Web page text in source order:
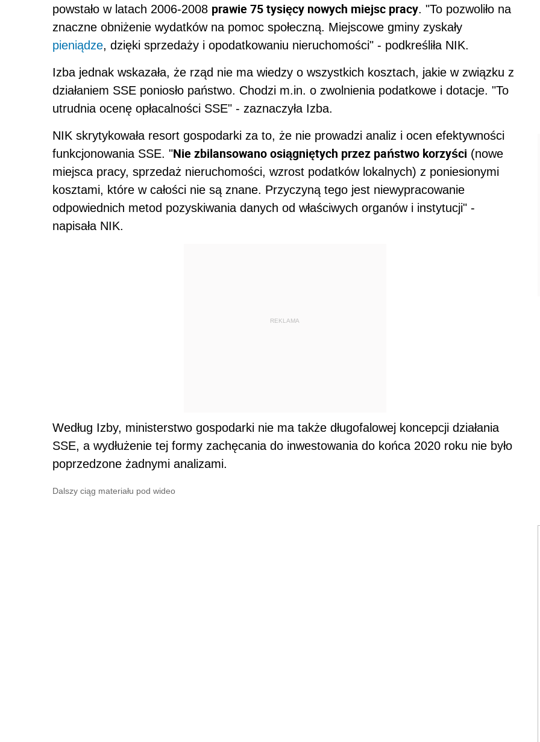
powstało w latach 2006-2008 prawie 75 tysięcy nowych miejsc pracy. "To pozwoliło na
znaczne obniżenie wydatków na pomoc społeczną. Miejscowe gminy zyskały
pieniądze, dzięki sprzedaży i opodatkowaniu nieruchomości" - podkreśliła NIK.
Izba jednak wskazała, że rząd nie ma wiedzy o wszystkich kosztach, jakie w związku z
działaniem SSE poniosło państwo. Chodzi m.in. o zwolnienia podatkowe i dotacje. "To
utrudnia ocenę opłacalności SSE" - zaznaczyła Izba.
NIK skrytykowała resort gospodarki za to, że nie prowadzi analiz i ocen efektywności
funkcjonowania SSE. "Nie zbilansowano osiągniętych przez państwo korzyści (nowe
miejsca pracy, sprzedaż nieruchomości, wzrost podatków lokalnych) z poniesionymi
kosztami, które w całości nie są znane. Przyczyną tego jest niewypracowanie
odpowiednich metod pozyskiwania danych od właściwych organów i instytucji" -
napisała NIK.
REKLAMA
Według Izby, ministerstwo gospodarki nie ma także długofalowej koncepcji działania
SSE, a wydłużenie tej formy zachęcania do inwestowania do końca 2020 roku nie było
poprzedzone żadnymi analizami.
Dalszy ciąg materiału pod wideo